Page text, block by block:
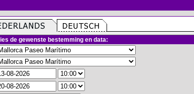
de gewenste bestemming en data: